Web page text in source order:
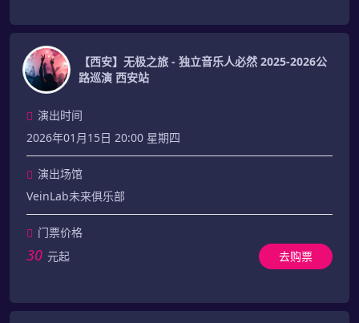
【西安】无极之旅 - 独立音乐人必然 2025-2026公
路巡演 西安站
演出时间
2026年01月15日 20:00 星期四
演出场馆
VeinLab未来俱乐部
门票价格
30 元起 去购票